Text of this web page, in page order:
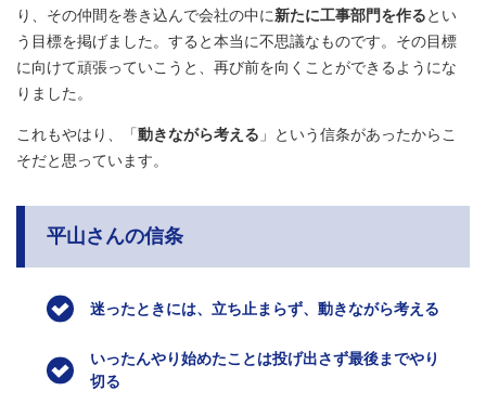
り、その仲間を巻き込んで会社の中に新たに工事部門を作るとい
う目標を掲げました。すると本当に不思議なものです。その目標
に向けて頑張っていこうと、再び前を向くことができるようにな
りました。
これもやはり、「動きながら考える 」という信条があったからこ
そだと思っています。
平山さんの信条
迷ったときには、立ち止まらず、動きながら考える
いったんやり始めたことは投げ出さず最後までやり
切る